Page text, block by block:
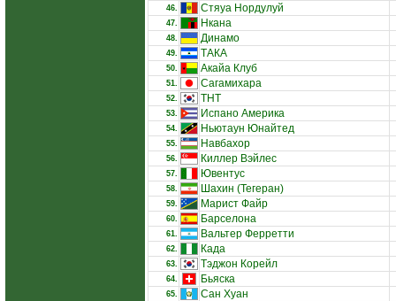
46. Стяуа Нордулуй
47. Нкана
48. Динамо
49. ТАКА
50. Акайа Клуб
51. Сагамихара
52. ТНТ
53. Испано Америка
54. Ньютаун Юнайтед
55. Навбахор
56. Киллер Вэйлес
57. Ювентус
58. Шахин (Тегеран)
59. Марист Файр
60. Барселона
61. Вальтер Ферретти
62. Када
63. Тэджон Корейл
64. Бьяска
65. Сан Хуан